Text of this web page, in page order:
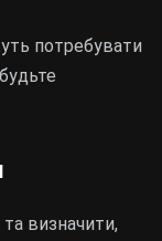
потребувати
визначити,